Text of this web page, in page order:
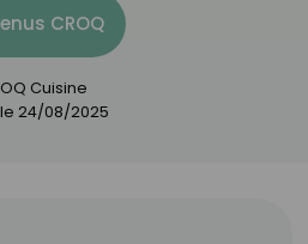
CROQ
Cuisine
24/08/2025